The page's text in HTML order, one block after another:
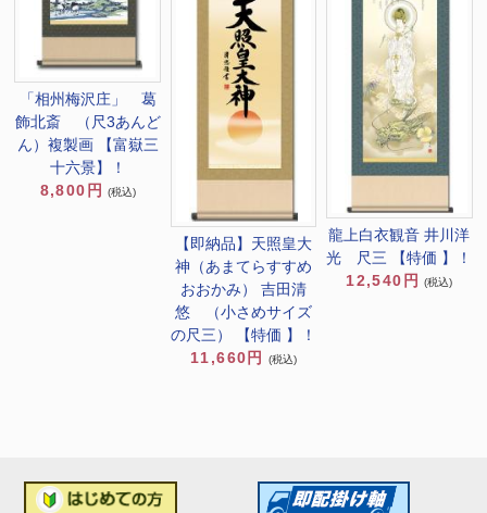
「相州梅沢庄」 葛
飾北斎 （尺3あんど
ん）複製画 【富嶽三
十六景】！
8,800円
(税込)
【即納品】天照皇大
神（あまてらすすめ
おおかみ） 吉田清
悠 （小さめサイズ
の尺三） 【特価 】！
11,660円
(税込)
龍上白衣観音 井川洋
光 尺三 【特価 】！
12,540円
(税込)